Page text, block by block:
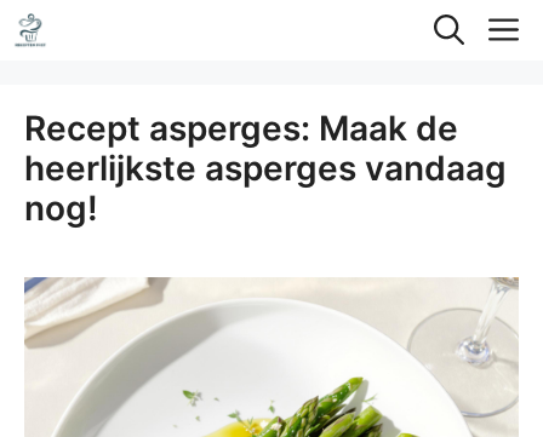
Ga
naar
inhoud
Recept asperges: Maak de
heerlijkste asperges vandaag
nog!